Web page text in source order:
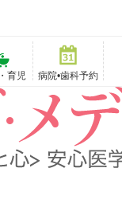
育児 病院•歯科予約